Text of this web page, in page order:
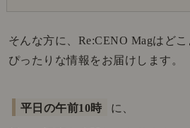
そんな方に、Re:CENO Magはどこ
ぴったりな情報をお届けします。
平日の午前10時 に、